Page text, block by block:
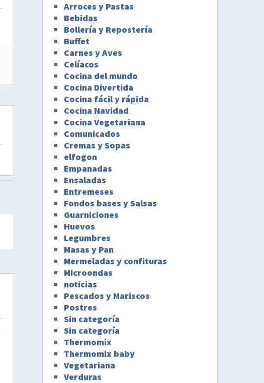
Arroces y Pastas
Bebidas
Bollería y Repostería
Buffet
Carnes y Aves
Celíacos
Cocina del mundo
Cocina Divertida
Cocina fácil y rápida
Cocina Navidad
Cocina Vegetariana
Comunicados
Cremas y Sopas
elfogon
Empanadas
Ensaladas
Entremeses
Fondos bases y Salsas
Guarniciones
Huevos
Legumbres
Masas y Pan
Mermeladas y confituras
Microondas
noticias
Pescados y Mariscos
Postres
Sin categoría
Sin categoría
Thermomix
Thermomix baby
Vegetariana
Verduras